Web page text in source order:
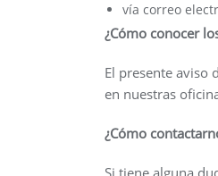
vía correo
¿Cómo conocer
El presente aviso
en nuestras
¿Cómo
Si tiene alguna